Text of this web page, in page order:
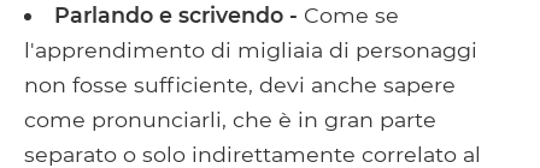
Parlando e scrivendo - Come se
l'apprendimento di migliaia di personaggi
non fosse sufficiente, devi anche sapere
come pronunciarli, che è in gran parte
separato o solo indirettamente correlato al